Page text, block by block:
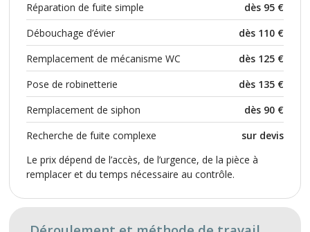
Réparation de fuite simple
dès 95 €
Débouchage d’évier
dès 110 €
Remplacement de mécanisme WC
dès 125 €
Pose de robinetterie
dès 135 €
Remplacement de siphon
dès 90 €
Recherche de fuite complexe
sur devis
Le prix dépend de l’accès, de l’urgence, de la pièce à
remplacer et du temps nécessaire au contrôle.